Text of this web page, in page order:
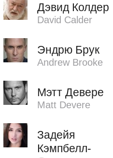
Дэвид Колдер
David Calder
Эндрю Брук
Andrew Brooke
Мэтт Девере
Matt Devere
Задейя
Кэмпбелл-